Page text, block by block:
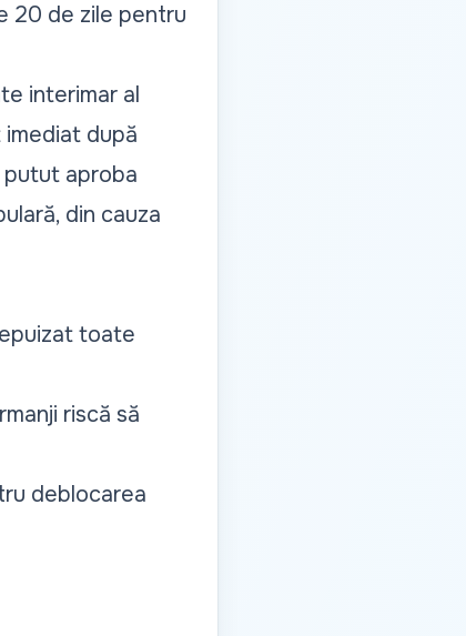
20 de zile pentru
interimar al
după
putut aproba
din cauza
toate
riscă să
deblocarea